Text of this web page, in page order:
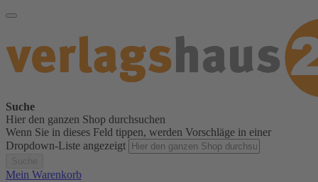
Suche
Hier den ganzen Shop durchsuchen
Wenn Sie in dieses Feld tippen, werden Vorschläge in einer
Dropdown-Liste angezeigt
Mein Warenkorb